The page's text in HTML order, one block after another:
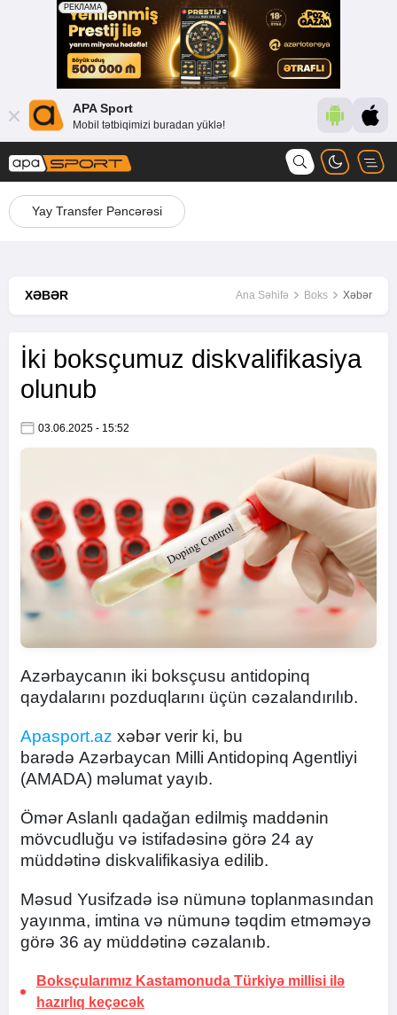
APA Sport
Mobil tətbiqimizi buradan yüklə!
Yay Transfer Pəncərəsi
XƏBƏR Ana Səhifə Boks Xəbər
İki boksçumuz diskvalifikasiya
olunub
03.06.2025 - 15:52
Azərbaycanın iki boksçusu antidopinq
qaydalarını pozduqlarını üçün cəzalandırılıb.
Apasport.az xəbər verir ki, bu
barədə Azərbaycan Milli Antidopinq Agentliyi
(AMADA) məlumat yayıb.
Ömər Aslanlı qadağan edilmiş maddənin
mövcudluğu və istifadəsinə görə 24 ay
müddətinə diskvalifikasiya edilib.
Məsud Yusifzadə isə nümunə toplanmasından
yayınma, imtina və nümunə təqdim etməməyə
görə 36 ay müddətinə cəzalanıb.
Boksçularımız Kastamonuda Türkiyə millisi ilə
hazırlıq keçəcək